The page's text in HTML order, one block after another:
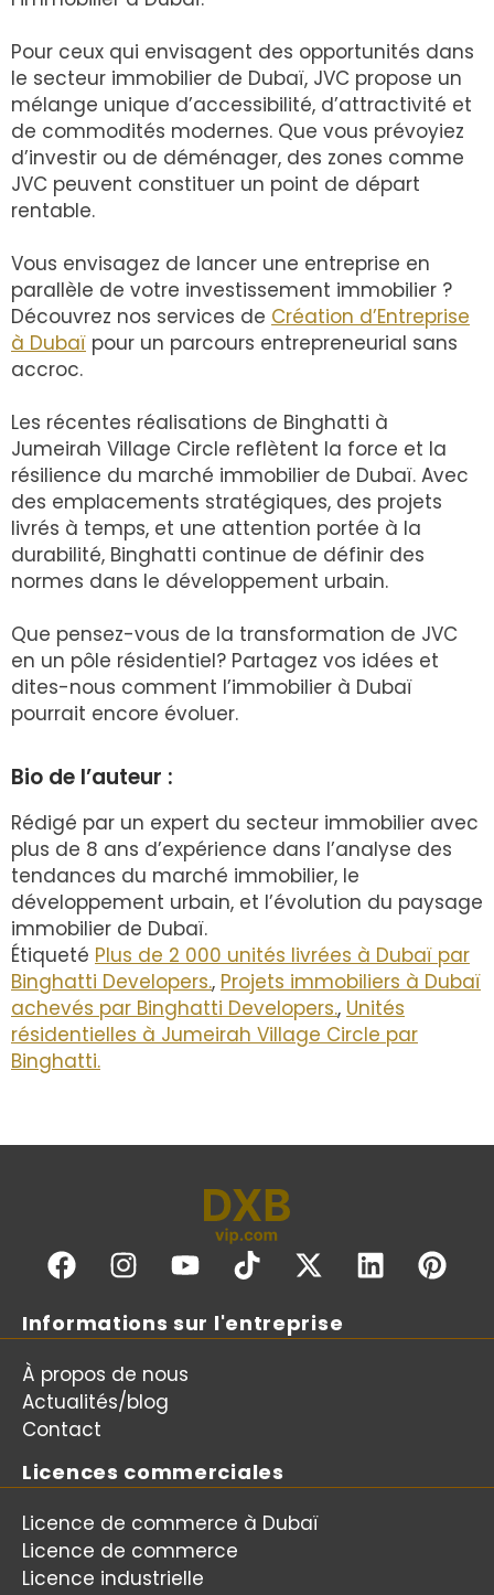
Pour ceux qui envisagent des opportunités dans
le secteur immobilier de Dubaï, JVC propose un
mélange unique d’accessibilité, d’attractivité et
de commodités modernes. Que vous prévoyiez
d’investir ou de déménager, des zones comme
JVC peuvent constituer un point de départ
rentable.
Vous envisagez de lancer une entreprise en
parallèle de votre investissement immobilier ?
Découvrez nos services de Création d’Entreprise
à Dubaï pour un parcours entrepreneurial sans
accroc.
Les récentes réalisations de Binghatti à
Jumeirah Village Circle reflètent la force et la
résilience du marché immobilier de Dubaï. Avec
des emplacements stratégiques, des projets
livrés à temps, et une attention portée à la
durabilité, Binghatti continue de définir des
normes dans le développement urbain.
Que pensez-vous de la transformation de JVC
en un pôle résidentiel? Partagez vos idées et
dites-nous comment l’immobilier à Dubaï
pourrait encore évoluer.
Bio de l’auteur :
Rédigé par un expert du secteur immobilier avec
plus de 8 ans d’expérience dans l’analyse des
tendances du marché immobilier, le
développement urbain, et l’évolution du paysage
immobilier de Dubaï.
Étiqueté Plus de 2 000 unités livrées à Dubaï par
Binghatti Developers., Projets immobiliers à Dubaï
achevés par Binghatti Developers., Unités
résidentielles à Jumeirah Village Circle par
Binghatti.
Informations sur l'entreprise
À propos de nous
Actualités/blog
Contact
Licences commerciales
Licence de commerce à Dubaï
Licence de commerce
Licence industrielle